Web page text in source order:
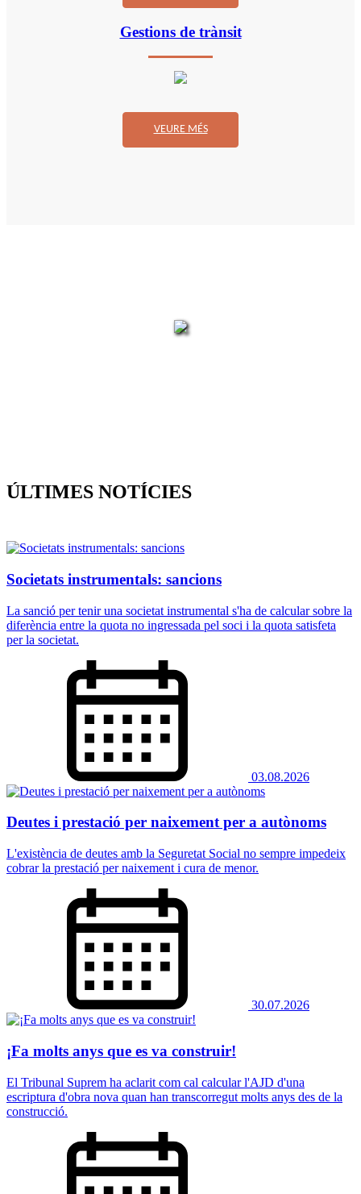
Gestions de trànsit
VEURE MÉS
ÚLTIMES NOTÍCIES
Societats instrumentals: sancions
La sanció per tenir una societat instrumental s'ha de calcular sobre la
diferència entre la quota no ingressada pel soci i la quota satisfeta
per la societat.
03.08.2026
Deutes i prestació per naixement per a autònoms
L'existència de deutes amb la Seguretat Social no sempre impedeix
cobrar la prestació per naixement i cura de menor.
30.07.2026
¡Fa molts anys que es va construir!
El Tribunal Suprem ha aclarit com cal calcular l'AJD d'una
escriptura d'obra nova quan han transcorregut molts anys des de la
construcció.